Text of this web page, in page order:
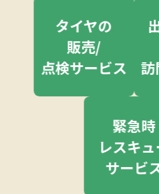
タイヤの
販売/
点検サービス
緊急時
レスキ
サービ